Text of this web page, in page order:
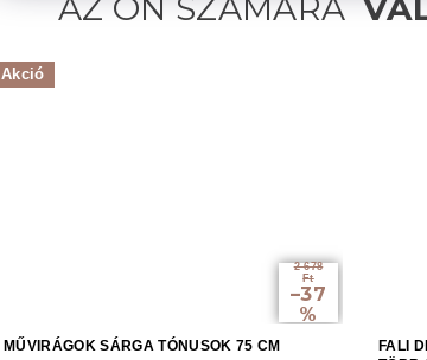
Akció
2 678
Ft
–37
%
MŰVIRÁGOK SÁRGA TÓNUSOK 75 CM
FALI